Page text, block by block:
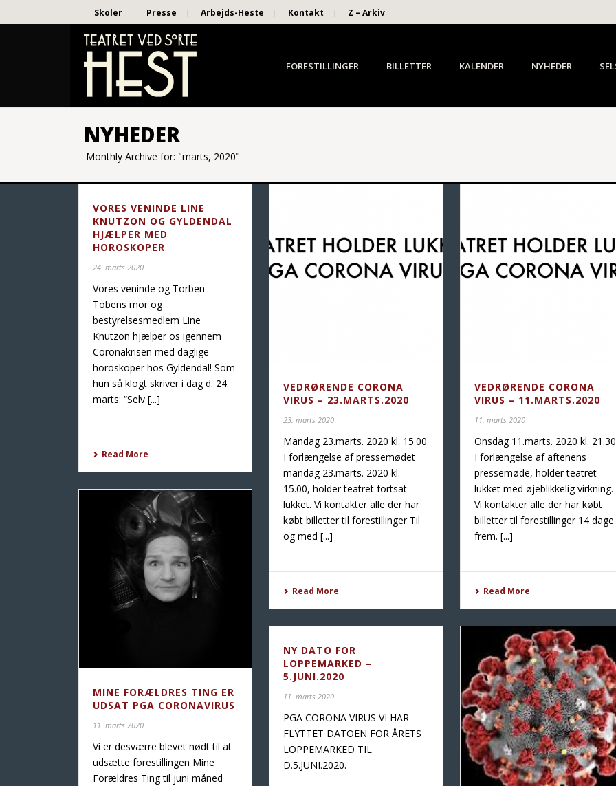
Skoler Presse Arbejds-Heste Kontakt Z – Arkiv
FORESTILLINGER BILLETTER KALENDER NYHEDER
NYHEDER
Monthly Archive for: "marts, 2020"
VORES VENINDE LINE
KNUTZON OG GYLDENDAL
HJÆLPER MED
HOROSKOPER
24. marts 2020
Vores veninde og Torben
Tobens mor og
bestyrelsesmedlem Line
Knutzon hjælper os igennem
Coronakrisen med daglige
horoskoper hos Gyldendal! Som
hun så klogt skriver i dag d. 24.
marts: “Selv [...]
Read More
VEDRØRENDE CORONA
VIRUS – 23.MARTS.2020
23. marts 2020
Mandag 23.marts. 2020 kl. 15.00
I forlængelse af pressemødet
mandag 23.marts. 2020 kl.
15.00, holder teatret fortsat
lukket. Vi kontakter alle der har
købt billetter til forestillinger Til
og med [...]
Read More
VEDRØRENDE CORONA
VIRUS – 11.MARTS.2020
11. marts 2020
Onsdag 11.marts. 2020 kl. 21.30
I forlængelse af aftenens
pressemøde, holder teatret
lukket med øjeblikkelig virkning.
Vi kontakter alle der har købt
billetter til forestillinger 14 dage
frem. [...]
Read More
MINE FORÆLDRES TING ER
UDSAT PGA CORONAVIRUS
11. marts 2020
Vi er desværre blevet nødt til at
udsætte forestillingen Mine
Forældres Ting til juni måned
NY DATO FOR
LOPPEMARKED –
5.JUNI.2020
11. marts 2020
PGA CORONA VIRUS VI HAR
FLYTTET DATOEN FOR ÅRETS
LOPPEMARKED TIL
D.5.JUNI.2020.